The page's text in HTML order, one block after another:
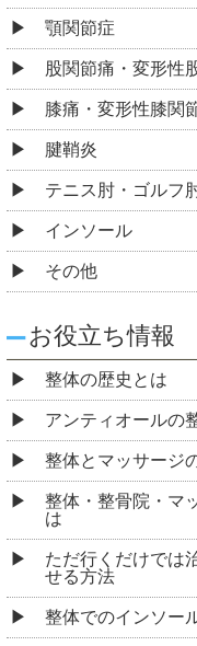
顎関節症
股関節痛・変形性
膝痛・変形性膝関
腱鞘炎
テニス肘・ゴルフ
インソール
その他
お役立ち情報
整体の歴史とは
アンティオールの
整体とマッサージ
整体・整骨院・マ
は
ただ行くだけでは
せる方法
整体でのインソー